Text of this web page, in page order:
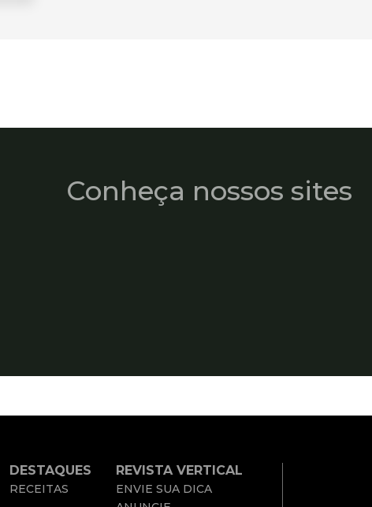
Conheça nossos sites
DESTAQUES
RECEITAS
REVISTA VERTICAL
ENVIE SUA DICA